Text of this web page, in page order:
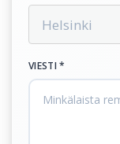
VIESTI *